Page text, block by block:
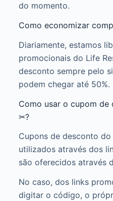
do momento.
Como economizar
Diariamente, estamos
promocionais do Life
desconto sempre pelo
podem chegar até 50%.
Como usar o cupom de
✂?
Cupons de desconto
utilizados através dos
são oferecidos através
No caso, dos links
digitar o código, o